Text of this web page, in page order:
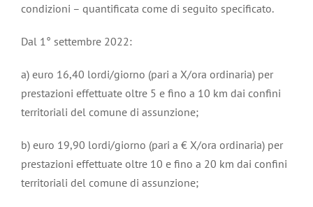
condizioni – quantificata come di seguito specificato.
Dal 1° settembre 2022:
a) euro 16,40 lordi/giorno (pari a X/ora ordinaria) per
prestazioni effettuate oltre 5 e fino a 10 km dai confini
territoriali del comune di assunzione;
b) euro 19,90 lordi/giorno (pari a € X/ora ordinaria) per
prestazioni effettuate oltre 10 e fino a 20 km dai confini
territoriali del comune di assunzione;